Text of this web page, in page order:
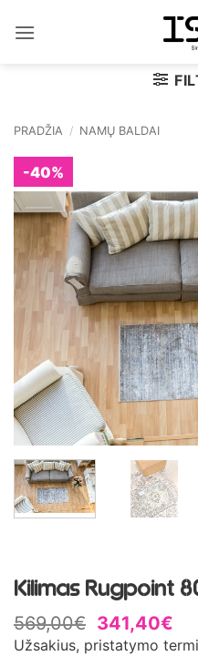
PRADŽIA / NAMŲ BALDAI
-40%
Kilimas Rugpoint
569,00€ 341,40€
Užsakius, pristatymo